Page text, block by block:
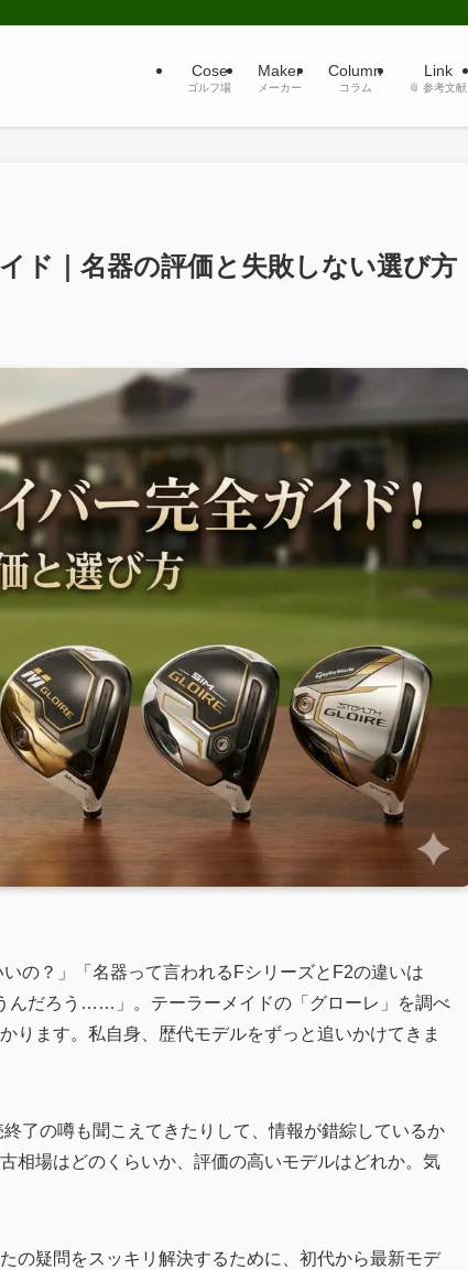
Cose
ゴルフ場
Maker
メーカー
Column
コラム
Link
📎 参考文献
ド｜名器の評価と失敗しない選び方
の？」「名器って言われるFシリーズとF2の違いは
んだろう……」。テーラーメイドの「グローレ」を調べ
ります。私自身、歴代モデルをずっと追いかけてきま
了の噂も聞こえてきたりして、情報が錯綜しているか
相場はどのくらいか、評価の高いモデルはどれか。気
の疑問をスッキリ解決するために、初代から最新モデ